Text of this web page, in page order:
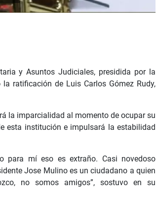
y Asuntos Judiciales, presidida por la
ratificación de Luis Carlos Gómez Rudy,
la imparcialidad al momento de ocupar su
esta institución e impulsará la estabilidad
para mí eso es extraño. Casi novedoso
Jose Mulino es un ciudadano a quien
no somos amigos”, sostuvo en su